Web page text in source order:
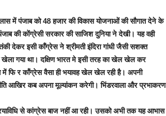
में पंजाब को 48 हजार की विकास योजनाओं की सौगात देने के
की कोंग्रेसी सरकार की साजिश दुनिया ने देखी। यह वही
देकर इसी कॉंग्रेस ने श्रीमती इंदिरा गांधी जैसी सशक्त
खेला गया था। दक्षिण भारत मे इसी तरह का खेल खेल कर
फि र कॉंग्रेस वैसा ही भयावह खेल खेल रही है। अपनी
आखिर कब अपना मूल्यांकन करेगी। भिंडरवाला और प्रभाकरण
से कांग्रेस बाज नहीं आ रही। उसको अभी तक यह आभास